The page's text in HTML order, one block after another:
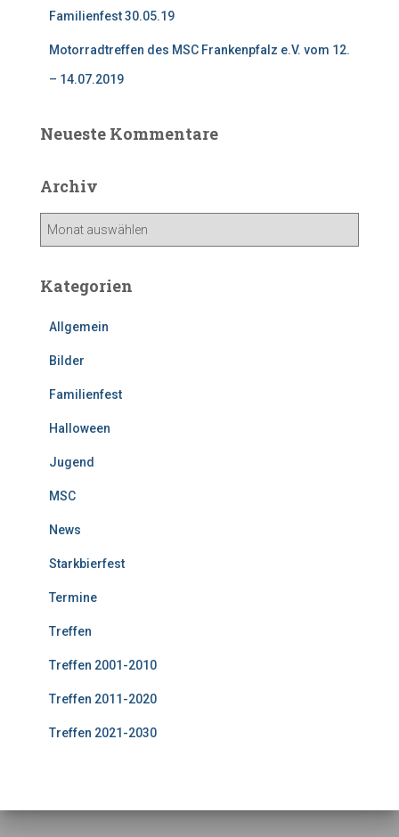
Familienfest 30.05.19
Motorradtreffen des MSC Frankenpfalz e.V. vom 12.
– 14.07.2019
Neueste Kommentare
Archiv
h
Kategorien
Allgemein
Bilder
Familienfest
Halloween
Jugend
MSC
News
Starkbierfest
Termine
Treffen
Treffen 2001-2010
Treffen 2011-2020
Treffen 2021-2030